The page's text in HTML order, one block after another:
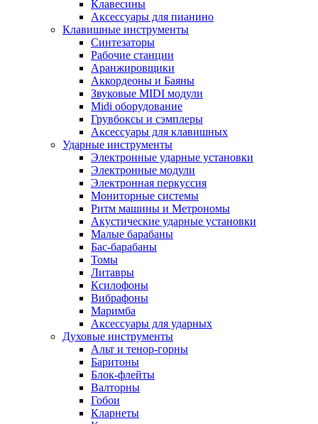
Клавесины
Аксессуары для пианино
Клавишные инструменты
Синтезаторы
Рабочие станции
Аранжировщики
Аккордеоны и Баяны
Звуковые MIDI модули
Midi оборудование
Грувбоксы и сэмплеры
Аксессуары для клавишных
Ударные инструменты
Электронные ударные установки
Электронные модули
Электронная перкуссия
Мониторные системы
Ритм машины и Метрономы
Акустические ударные установки
Малые барабаны
Бас-барабаны
Томы
Литавры
Ксилофоны
Вибрафоны
Маримба
Аксессуары для ударных
Духовые инструменты
Альт и тенор-горны
Баритоны
Блок-флейты
Валторны
Гобои
Кларнеты